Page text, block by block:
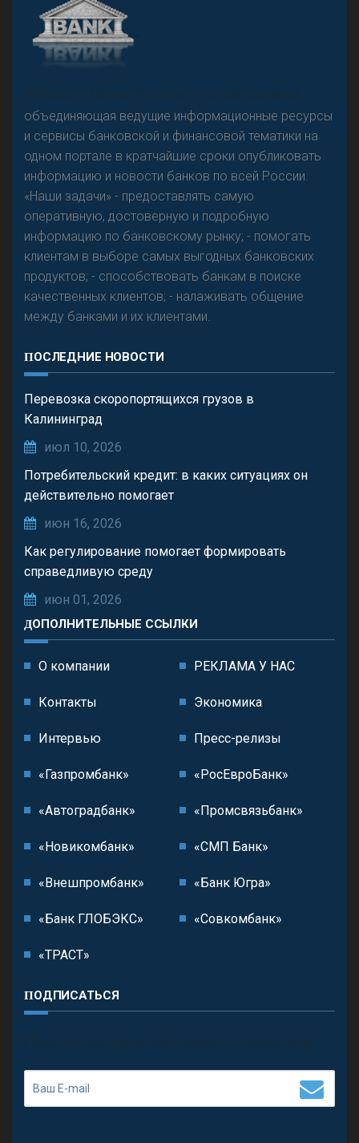
«Н
овости Банков России» – группа компаний,
объединяющая ведущие информационные ресурсы
и сервисы банковской и финансовой тематики на
одном портале в кратчайшие сроки опубликовать
информацию и новости банков по всей России.
«Наши задачи» - предоставлять самую
оперативную, достоверную и подробную
информацию по банковскому рынку; - помогать
клиентам в выборе самых выгодных банковских
продуктов; - способствовать банкам в поиске
качественных клиентов; - налаживать общение
между банками и их клиентами.
ПОСЛЕДНИЕ НОВОСТИ
Перевозка скоропортящихся грузов в
Калининград
июл 10, 2026
Потребительский кредит: в каких ситуациях он
действительно помогает
июн 16, 2026
Как регулирование помогает формировать
справедливую среду
июн 01, 2026
ДОПОЛНИТЕЛЬНЫЕ ССЫЛКИ
О компании РЕКЛАМА У НАС
Контакты Экономика
Интервью Пресс-релизы
«Газпромбанк» «РосЕвроБанк»
«Автоградбанк» «Промсвязьбанк»
«Новикомбанк» «СМП Банк»
«Внешпромбанк» «Банк Югра»
«Банк ГЛОБЭКС» «Совкомбанк»
«ТРАСТ»
ПОДПИСАТЬСЯ
П олучить последние обновления и предложения.